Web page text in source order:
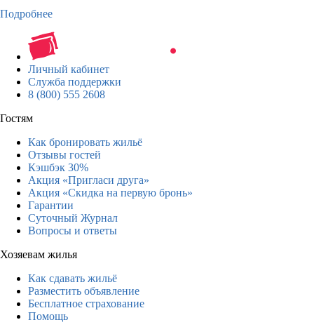
Подробнее
Личный кабинет
Служба поддержки
8 (800) 555 2608
Гостям
Как бронировать жильё
Отзывы гостей
Кэшбэк 30%
Акция «Пригласи друга»
Акция «Скидка на первую бронь»
Гарантии
Суточный Журнал
Вопросы и ответы
Хозяевам жилья
Как сдавать жильё
Разместить объявление
Бесплатное страхование
Помощь